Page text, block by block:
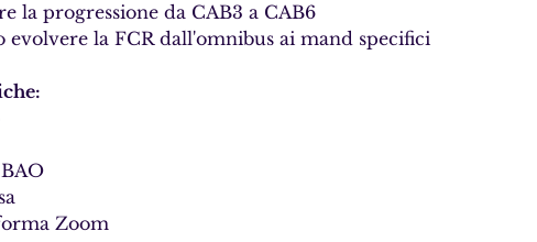
la progressione da CAB3 a CAB6
evolvere la FCR dall'omnibus ai mand specifici
Zoom